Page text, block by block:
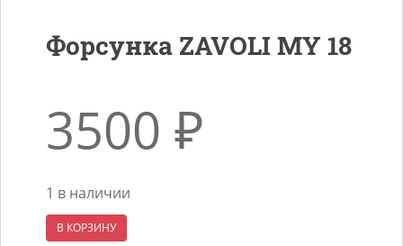
Форсунка ZAVOLI MY 18
3500 ₽
1 в наличии
Количество
В КОРЗИНУ